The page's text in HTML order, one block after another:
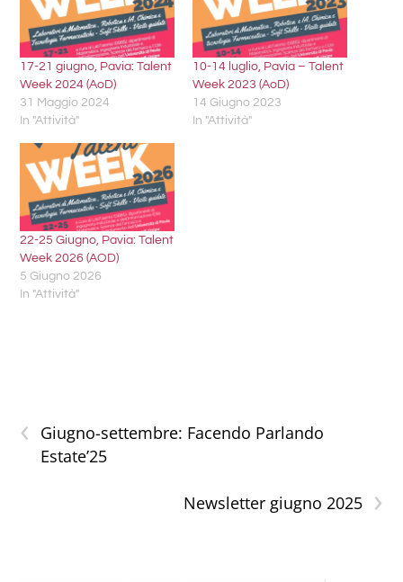
17-21 giugno, Pavia: Talent
Week 2024 (AoD)
31 Maggio 2024
In "Attività"
10-14 luglio, Pavia – Talent
Week 2023 (AoD)
14 Giugno 2023
In "Attività"
22-25 Giugno, Pavia: Talent
Week 2026 (AOD)
5 Giugno 2026
In "Attività"
‹
Giugno-settembre: Facendo Parlando
Estate’25
›
Newsletter giugno 2025